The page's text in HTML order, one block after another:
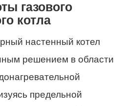
газового
котла
настенный котел
решением в области
предельной